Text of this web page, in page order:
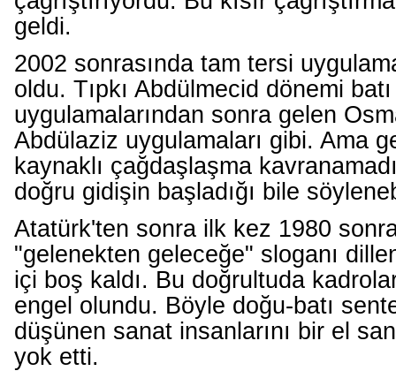
geldi.
2002 sonrasında tam tersi
oldu. Tıpkı Abdülmecid dönemi batı
uygulamalarından sonra gelen
Abdülaziz uygulamaları gibi. Ama
kaynaklı çağdaşlaşma
doğru gidişin başladığı bile
Atatürk'ten sonra ilk kez 1980
"gelenekten geleceğe" sloganı
içi boş kaldı. Bu doğrultuda
engel olundu. Böyle doğu-batı
düşünen sanat insanlarını bir el
yok etti.